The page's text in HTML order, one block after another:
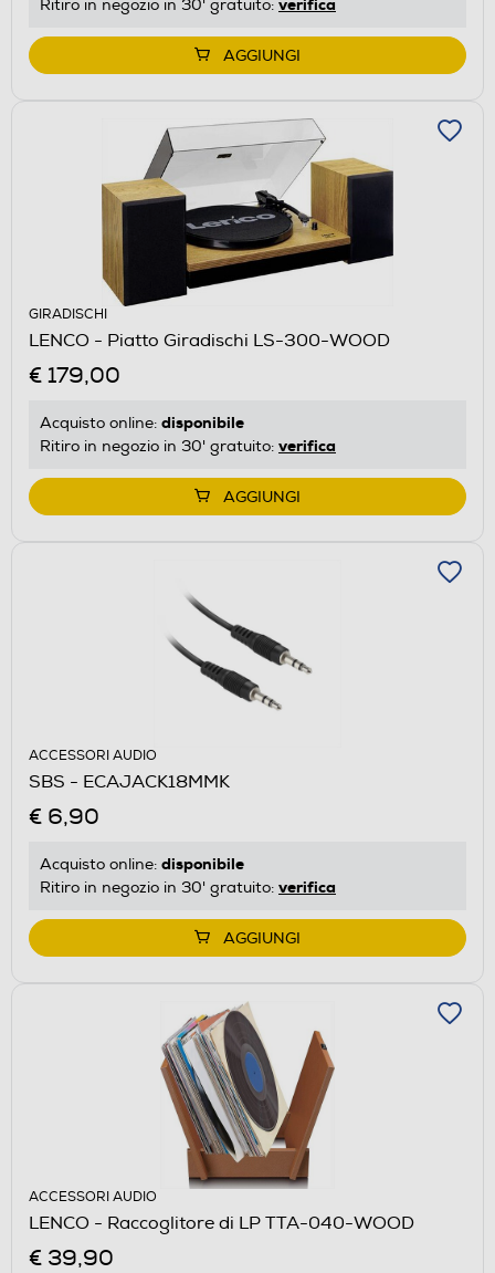
Ritiro in negozio in 30' gratuito: verifica
AGGIUNGI
GIRADISCHI
LENCO - Piatto Giradischi LS-300-WOOD
€ 179,00
Acquisto online: disponibile
Ritiro in negozio in 30' gratuito: verifica
AGGIUNGI
ACCESSORI AUDIO
SBS - ECAJACK18MMK
€ 6,90
Acquisto online: disponibile
Ritiro in negozio in 30' gratuito: verifica
AGGIUNGI
ACCESSORI AUDIO
LENCO - Raccoglitore di LP TTA-040-WOOD
€ 39,90